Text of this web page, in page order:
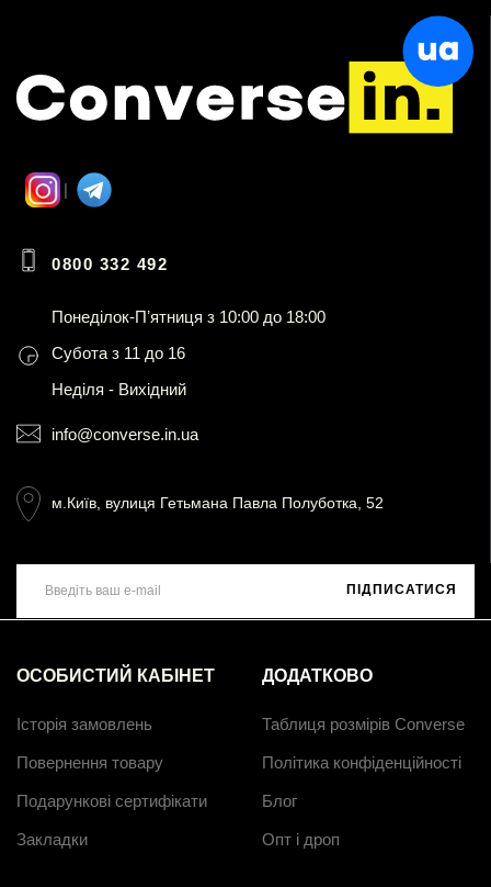
0800 332 492
Понеділок-Пʼятниця з 10:00 до 18:00
Субота з 11 до 16
Неділя - Вихідний
info@converse.in.ua
м.Київ, вулиця Гетьмана Павла Полуботка, 52
ПІДПИСАТИСЯ
ОСОБИСТИЙ КАБІНЕТ
Історія замовлень
Повернення товару
Подарункові сертифікати
Закладки
ДОДАТКОВО
Таблиця розмірів Converse
Політика конфіденційності
Блог
Опт і дроп